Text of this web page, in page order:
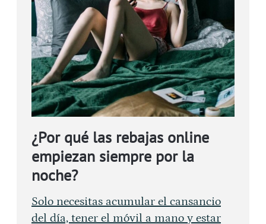
¿Por qué las rebajas online
empiezan siempre por la
noche?
Solo necesitas acumular el cansancio
del día, tener el móvil a mano y estar